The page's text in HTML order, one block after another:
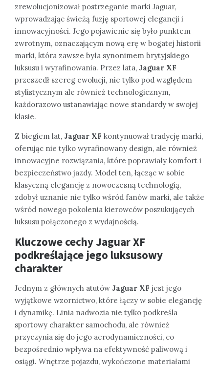
zrewolucjonizował postrzeganie marki Jaguar,
wprowadzając świeżą fuzję sportowej elegancji i
innowacyjności. Jego pojawienie się było punktem
zwrotnym, oznaczającym nową erę w bogatej historii
marki, która zawsze była synonimem brytyjskiego
luksusu i wyrafinowania. Przez lata, Jaguar XF
przeszedł szereg ewolucji, nie tylko pod względem
stylistycznym ale również technologicznym,
każdorazowo ustanawiając nowe standardy w swojej
klasie.
Z biegiem lat, Jaguar XF kontynuował tradycję marki,
oferując nie tylko wyrafinowany design, ale również
innowacyjne rozwiązania, które poprawiały komfort i
bezpieczeństwo jazdy. Model ten, łącząc w sobie
klasyczną elegancję z nowoczesną technologią,
zdobył uznanie nie tylko wśród fanów marki, ale także
wśród nowego pokolenia kierowców poszukujących
luksusu połączonego z wydajnością.
Kluczowe cechy Jaguar XF
podkreślające jego luksusowy
charakter
Jednym z głównych atutów Jaguar XF jest jego
wyjątkowe wzornictwo, które łączy w sobie elegancję
i dynamikę. Linia nadwozia nie tylko podkreśla
sportowy charakter samochodu, ale również
przyczynia się do jego aerodynamiczności, co
bezpośrednio wpływa na efektywność paliwową i
osiągi. Wnętrze pojazdu, wykończone materiałami